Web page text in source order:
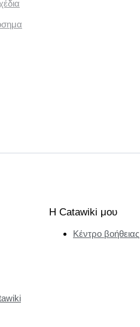
Η Catawiki μου
Κέντρο βοήθειας